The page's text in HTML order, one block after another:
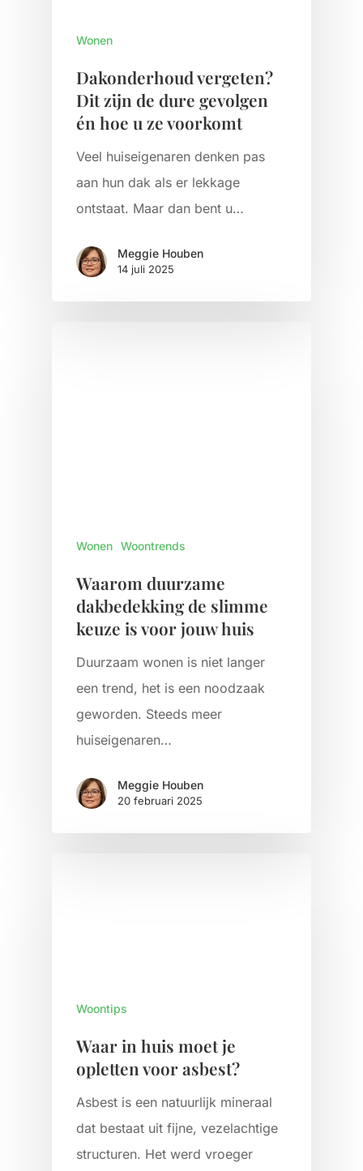
Wonen
Dakonderhoud vergeten?
Dit zijn de dure gevolgen
én hoe u ze voorkomt
Veel huiseigenaren denken pas
aan hun dak als er lekkage
ontstaat. Maar dan bent u…
Meggie Houben
14 juli 2025
Wonen Woontrends
Waarom duurzame
dakbedekking de slimme
keuze is voor jouw huis
Duurzaam wonen is niet langer
een trend, het is een noodzaak
geworden. Steeds meer
huiseigenaren…
Meggie Houben
20 februari 2025
Woontips
Waar in huis moet je
opletten voor asbest?
Asbest is een natuurlijk mineraal
dat bestaat uit fijne, vezelachtige
structuren. Het werd vroeger